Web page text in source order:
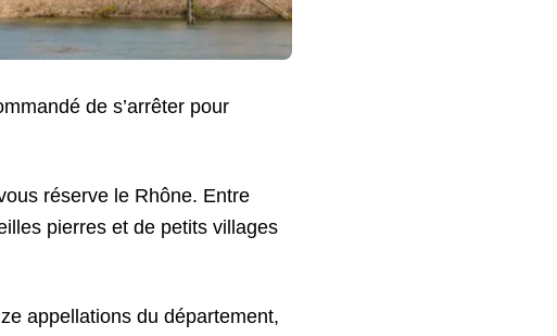
de s’arrêter pour
réserve le Rhône. Entre
pierres et de petits villages
appellations du département,